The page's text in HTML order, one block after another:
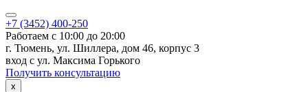
+7 (3452) 400-250
Работаем с 10:00 до 20:00
г. Тюмень, ул. Шиллера, дом 46, корпус 3
вход с ул. Максима Горького
Получить консультацию
x